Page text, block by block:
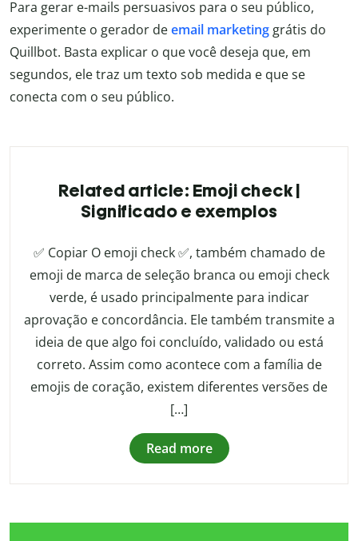
Para gerar e-mails persuasivos para o seu público,
experimente o gerador deemail marketing grátis do
Quillbot. Basta explicar o que você deseja que, em
segundos, ele traz um texto sob medida e que se
conecta com o seu público.
Related article: Emoji check |
Significado e exemplos
✅ Copiar O emoji check ✅, também chamado de
emoji de marca de seleção branca ou emoji check
verde, é usado principalmente para indicar
aprovação e concordância. Ele também transmite a
ideia de que algo foi concluído, validado ou está
correto. Assim como acontece com a família de
emojis de coração, existem diferentes versões de
[…]
Read more